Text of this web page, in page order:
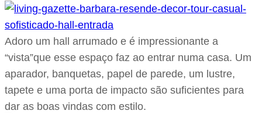
Adoro um hall arrumado e é impressionante a
“vista”que esse espaço faz ao entrar numa casa. Um
aparador, banquetas, papel de parede, um lustre,
tapete e uma porta de impacto são suficientes para
dar as boas vindas com estilo.